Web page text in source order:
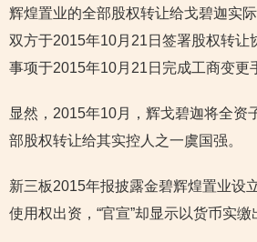
辉煌置业的全部股权转让给戈碧迦实
双方于2015年10月21日签署股权转让
事项于2015年10月21日完成工商变更
显然，2015年10月，辉戈碧迦将全资
部股权转让给其实控人之一虞国强。
新三板2015年报披露金碧辉煌置业设
使用权出资，“官宣”却显示以货币实缴